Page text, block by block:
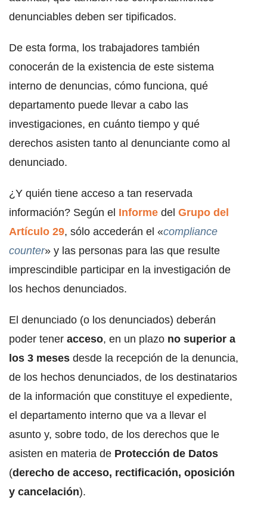
denunciables deben ser tipificados.
De esta forma, los trabajadores también
conocerán de la existencia de este sistema
interno de denuncias, cómo funciona, qué
departamento puede llevar a cabo las
investigaciones, en cuánto tiempo y qué
derechos asisten tanto al denunciante como al
denunciado.
¿Y quién tiene acceso a tan reservada
información? Según el Informe del Grupo del
Artículo 29, sólo accederán el «compliance
counter» y las personas para las que resulte
imprescindible participar en la investigación de
los hechos denunciados.
El denunciado (o los denunciados) deberán
poder tener acceso, en un plazo no superior a
los 3 meses desde la recepción de la denuncia,
de los hechos denunciados, de los destinatarios
de la información que constituye el expediente,
el departamento interno que va a llevar el
asunto y, sobre todo, de los derechos que le
asisten en materia de Protección de Datos
(derecho de acceso, rectificación, oposición
y cancelación).